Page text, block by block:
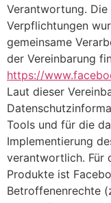
Verantwortung. Die
Verpflichtungen
gemeinsame
der Vereinbarung
https://
Laut dieser
Tools und für die
Implementierung
verantwortlich. Für
Produkte ist
Betroffenenrechte